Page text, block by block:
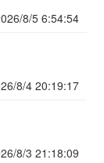
8/5 6:54:54
8/4 20:19:17
8/3 21:18:09